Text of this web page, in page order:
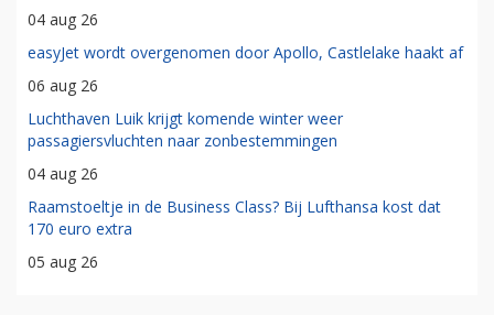
04 aug 26
easyJet wordt overgenomen door Apollo, Castlelake haakt af
06 aug 26
Luchthaven Luik krijgt komende winter weer
passagiersvluchten naar zonbestemmingen
04 aug 26
Raamstoeltje in de Business Class? Bij Lufthansa kost dat
170 euro extra
05 aug 26